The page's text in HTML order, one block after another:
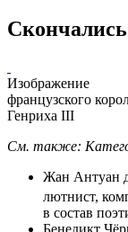
Скончались
Изображение
французского
Генриха III
См. также:
Жан Антуан
лютнист,
в состав